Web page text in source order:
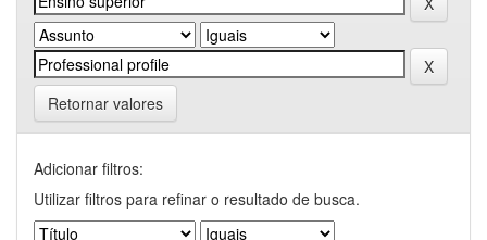
Retornar valores
Adicionar filtros:
Utilizar filtros para refinar o resultado de busca.